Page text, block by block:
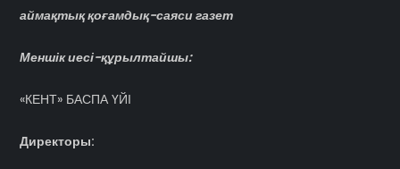
аймақтық қоғамдық-саяси газет
Меншік иесі-құрылтайшы:
«КЕНТ» БАСПА ҮЙІ
Директоры: